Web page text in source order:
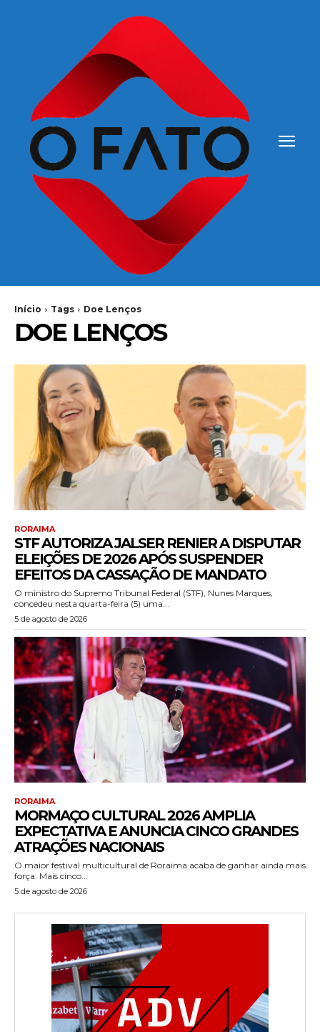
Início Tags Doe Lenços
DOE LENÇOS
RORAIMA
STF AUTORIZA JALSER RENIER A DISPUTAR
ELEIÇÕES DE 2026 APÓS SUSPENDER
EFEITOS DA CASSAÇÃO DE MANDATO
O ministro do Supremo Tribunal Federal (STF), Nunes Marques,
concedeu nesta quarta-feira (5) uma...
5 de agosto de 2026
RORAIMA
MORMAÇO CULTURAL 2026 AMPLIA
EXPECTATIVA E ANUNCIA CINCO GRANDES
ATRAÇÕES NACIONAIS
O maior festival multicultural de Roraima acaba de ganhar ainda mais
força. Mais cinco...
5 de agosto de 2026